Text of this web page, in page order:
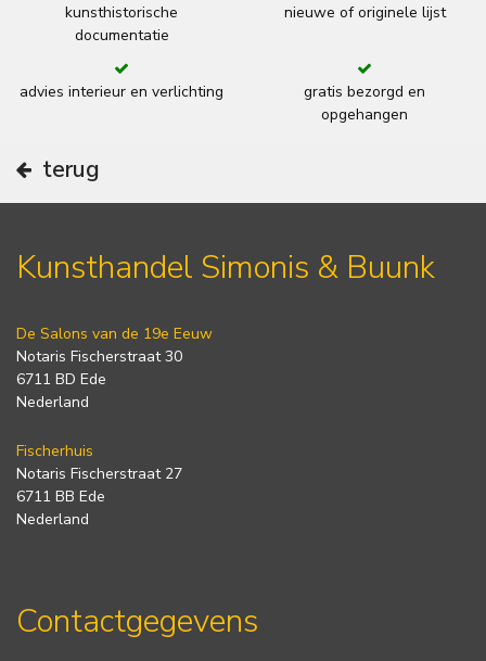
kunsthistorische
documentatie
nieuwe of originele lijst
advies interieur en verlichting
gratis bezorgd en
opgehangen
terug
Kunsthandel Simonis & Buunk
De Salons van de 19e Eeuw
Notaris Fischerstraat 30
6711 BD Ede
Nederland
Fischerhuis
Notaris Fischerstraat 27
6711 BB Ede
Nederland
Contactgegevens